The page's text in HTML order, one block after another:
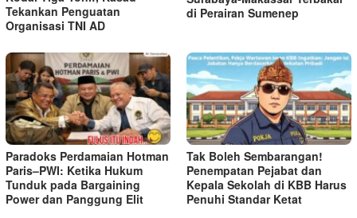
Tekankan Penguatan
Organisasi TNI AD
di Perairan Sumenep
Paradoks Perdamaian Hotman
Paris–PWI: Ketika Hukum
Tunduk pada Bargaining
Power dan Panggung Elit
Tak Boleh Sembarangan!
Penempatan Pejabat dan
Kepala Sekolah di KBB Harus
Penuhi Standar Ketat ​